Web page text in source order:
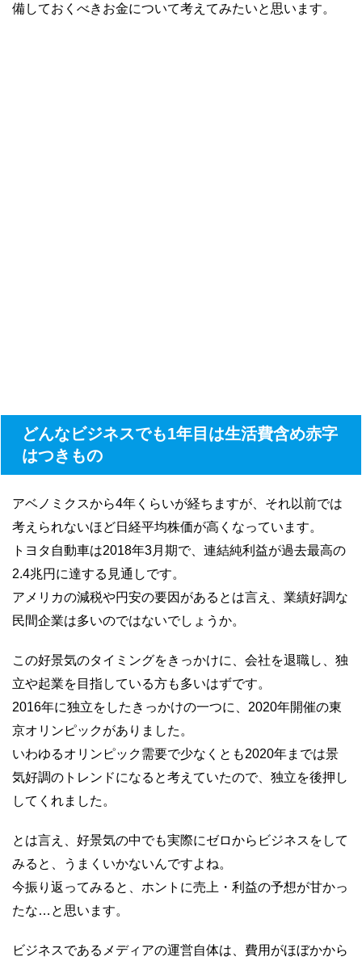
備しておくべきお金について考えてみたいと思います。
どんなビジネスでも1年目は生活費含め赤字
はつきもの
アベノミクスから4年くらいが経ちますが、それ以前では
考えられないほど日経平均株価が高くなっています。
トヨタ自動車は2018年3月期で、連結純利益が過去最高の
2.4兆円に達する見通しです。
アメリカの減税や円安の要因があるとは言え、業績好調な
民間企業は多いのではないでしょうか。
この好景気のタイミングをきっかけに、会社を退職し、独
立や起業を目指している方も多いはずです。
2016年に独立をしたきっかけの一つに、2020年開催の東
京オリンピックがありました。
いわゆるオリンピック需要で少なくとも2020年までは景
気好調のトレンドになると考えていたので、独立を後押し
してくれました。
とは言え、好景気の中でも実際にゼロからビジネスをして
みると、うまくいかないんですよね。
今振り返ってみると、ホントに売上・利益の予想が甘かっ
たな…と思います。
ビジネスであるメディアの運営自体は、費用がほぼかから